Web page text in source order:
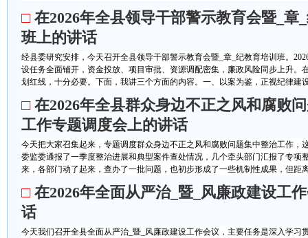
□ 在2026年全县领导干部警示教育会暨_章
班上的讲话
经县委研究安排，今天召开全县领导干部警示教育会暨_章_纪教育培训班。
设任务全面铺开，资金投放、项目审批、资源调配密集，廉政风险同步上升。
划红线，十分必要。下面，我讲三个方面的内容。一、以案为鉴，正视纪律建
□ 在2026年全县群众身边不正之风和腐败
工作专题调度会上的讲话
今天把大家召集起来，专题调度群众身边不正之风和腐败问题集中整治工作，
委监委通报了一季度整治进展和典型案件查处情况，几个牵头部门汇报了专项
来，各部门动了起来，查办了一批问题，也初步形成了一些机制性成果，但距
□ 在2026年全面从严治_暨_风廉政建设工
话
今天我们召开全县全面从严治_暨_风廉政建设工作会议，主要任务是深入学习